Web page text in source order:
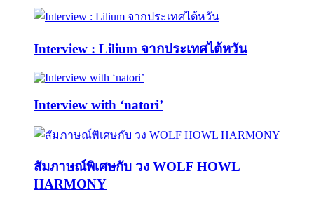
Interview : Lilium จากประเทศไต้หวัน
Interview with ‘natori’
สัมภาษณ์พิเศษกับ วง WOLF HOWL
HARMONY